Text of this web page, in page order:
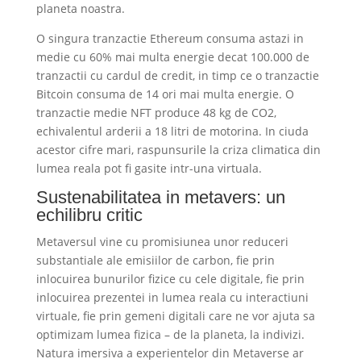
planeta noastra.
O singura tranzactie Ethereum consuma astazi in
medie cu 60% mai multa energie decat 100.000 de
tranzactii cu cardul de credit, in timp ce o tranzactie
Bitcoin consuma de 14 ori mai multa energie. O
tranzactie medie NFT produce 48 kg de CO2,
echivalentul arderii a 18 litri de motorina. In ciuda
acestor cifre mari, raspunsurile la criza climatica din
lumea reala pot fi gasite intr-una virtuala.
Sustenabilitatea in metavers: un
echilibru critic
Metaversul vine cu promisiunea unor reduceri
substantiale ale emisiilor de carbon, fie prin
inlocuirea bunurilor fizice cu cele digitale, fie prin
inlocuirea prezentei in lumea reala cu interactiuni
virtuale, fie prin gemeni digitali care ne vor ajuta sa
optimizam lumea fizica – de la planeta, la indivizi.
Natura imersiva a experientelor din Metaverse ar